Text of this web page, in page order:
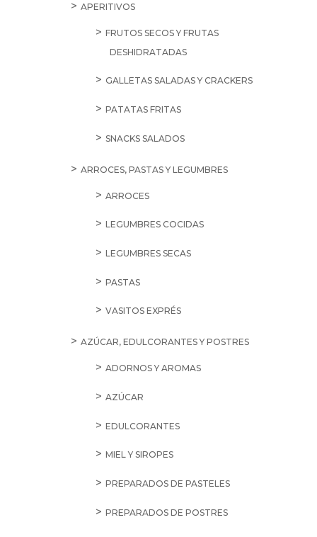
APERITIVOS
FRUTOS SECOS Y FRUTAS
DESHIDRATADAS
GALLETAS SALADAS Y CRACKERS
PATATAS FRITAS
SNACKS SALADOS
ARROCES, PASTAS Y LEGUMBRES
ARROCES
LEGUMBRES COCIDAS
LEGUMBRES SECAS
PASTAS
VASITOS EXPRÉS
AZÚCAR, EDULCORANTES Y POSTRES
ADORNOS Y AROMAS
AZÚCAR
EDULCORANTES
MIEL Y SIROPES
PREPARADOS DE PASTELES
PREPARADOS DE POSTRES